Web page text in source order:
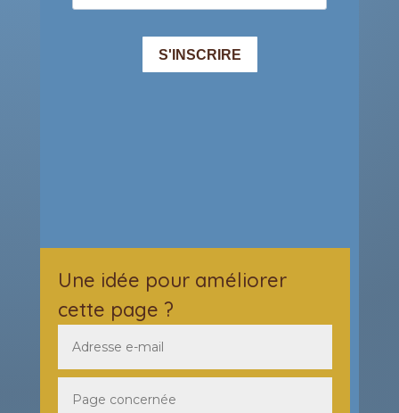
Une idée pour améliorer
cette page ?